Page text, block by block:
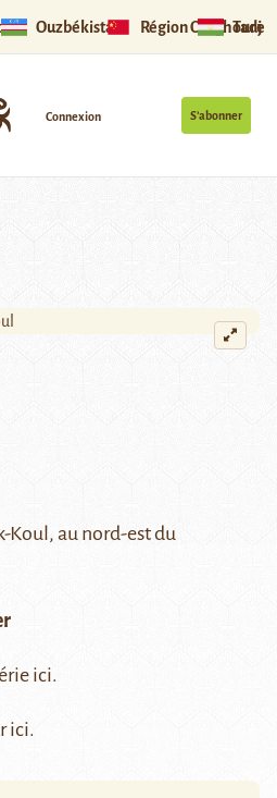
Ouzbékistan Région Ouïghoure
S’abonner
Connexion
Koul, au nord-est du
ici.
ici.